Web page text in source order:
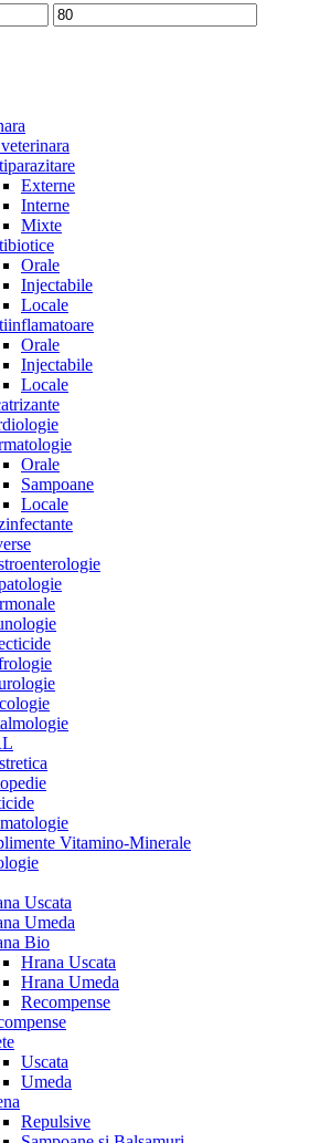
Preț
maxim
Externe
Interne
Mixte
Orale
Injectabile
Locale
Orale
Injectabile
Locale
Orale
Sampoane
Locale
Vitamino-Minerale
Uscata
Umeda
Bio
Hrana Uscata
Hrana Umeda
Recompense
Uscata
Umeda
Repulsive